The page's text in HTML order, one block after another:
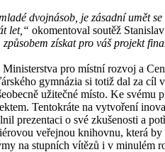
dvojnásob, je zásadní umět
let,“ okomentoval soutěž
získat pro váš projekt
Ministerstva pro místní rozvoj a
gymnázia si totiž dal za cíl
užitečné místo. Ke
Tentokráte na vytvoření
prezentaci o své zkušenosti a
veřejnou knihovnu, která
na stupních vítězů i v minulém